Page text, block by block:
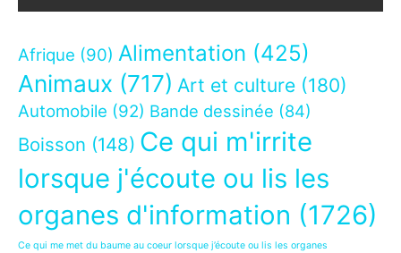
Afrique (90) Alimentation (425)
Animaux (717) Art et culture (180)
Automobile (92) Bande dessinée (84)
Boisson (148) Ce qui m'irrite
lorsque j'écoute ou lis les
organes d'information (1726)
Ce qui me met du baume au coeur lorsque j’écoute ou lis les organes